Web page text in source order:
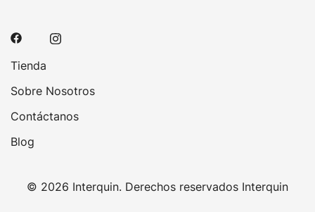
Tienda
Sobre Nosotros
Contáctanos
Blog
© 2026 Interquin. Derechos reservados Interquin